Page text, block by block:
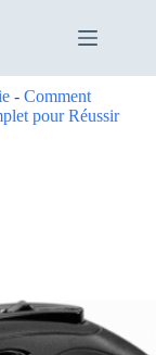
- Comment
pour Réussir